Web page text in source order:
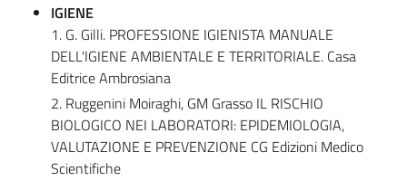
IGIENE
1. G. Gilli. PROFESSIONE IGIENISTA MANUALE
DELL'IGIENE AMBIENTALE E TERRITORIALE. Casa
Editrice Ambrosiana
2. Ruggenini Moiraghi, GM Grasso IL RISCHIO
BIOLOGICO NEI LABORATORI: EPIDEMIOLOGIA,
VALUTAZIONE E PREVENZIONE CG Edizioni Medico
Scientifiche